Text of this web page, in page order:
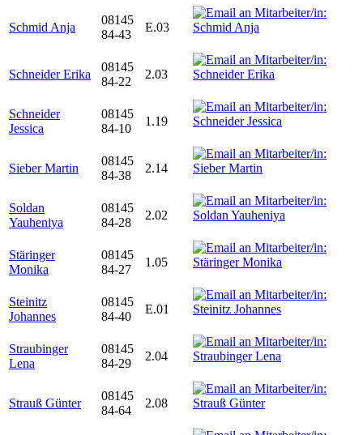
Schmid Anja
08145
84-43
E.03
Schneider Erika
08145
84-22
2.03
Schneider
Jessica
08145
84-10
1.19
Sieber Martin
08145
84-38
2.14
Soldan
Yauheniya
08145
84-28
2.02
Stäringer
Monika
08145
84-27
1.05
Steinitz
Johannes
08145
84-40
E.01
Straubinger
Lena
08145
84-29
2.04
Strauß Günter
08145
84-64
2.08